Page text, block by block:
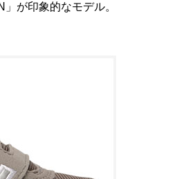
が印象的なモデル。